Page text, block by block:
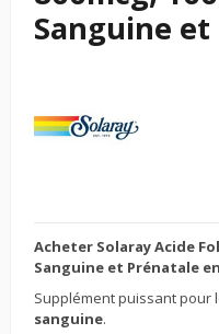
Sanguine
Acheter Solaray Acide
Sanguine et Prénatale
Supplément puissant pour
sanguine.